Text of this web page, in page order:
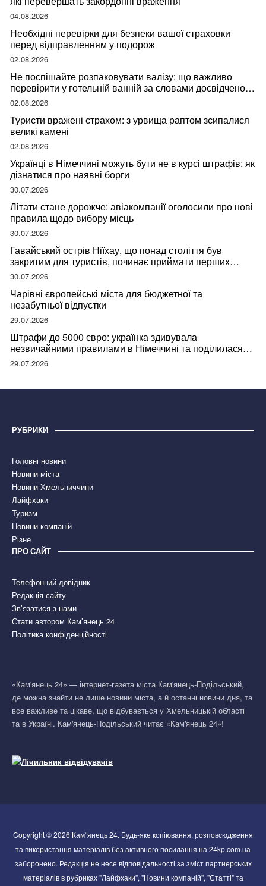
04.08.2026
Необхідні перевірки для безпеки вашої страховки
перед відправленням у подорож
02.08.2026
Не поспішайте розпаковувати валізу: що важливо
перевірити у готельній ванній за словами досвідченої
мандрівниці
02.08.2026
Туристи вражені страхом: з урвища раптом зсипалися
великі камені
02.08.2026
Українці в Німеччині можуть бути не в курсі штрафів: як
дізнатися про наявні борги
30.07.2026
Літати стане дорожче: авіакомпанії оголосили про нові
правила щодо вибору місць
30.07.2026
Гавайський острів Ніїхау, що понад століття був
закритим для туристів, починає приймати перших
відвідувачів
30.07.2026
Чарівні європейські міста для бюджетної та
незабутньої відпустки
29.07.2026
Штрафи до 5000 євро: українка здивувала
незвичайними правилами в Німеччині та поділилася
правдою
29.07.2026
РУБРИКИ
Головні новини
Новини міста
Новини Хмельниччини
Лайфхаки
Туризм
Новини компаній
Різне
ПРО САЙТ
Телефонний довідник
Редакція сайту
Зв’язатися з нами
Стати автором Кам’янець 24
Політика конфіденційності
«Кам'янець 24» — інтернет-газета міста Кам'янець-Подільський,
де можна знайти не лише новини міста, а й останні новини дня, та
все важливе та цікаве, що відбувається у Хмельницькій області
та в Україні. Кам'янець-Подільський читає «Кам'янець 24»!
Copyright © 2026 Кам`янець 24. Будь-яке копіювання, розповсюдження
та використання матеріалів без активного посилання на 24kp.com.ua
заборонено. Редакція не несе відповідальності за зміст партнерських
матеріалів в рубриках "Лайфхаки", "Новини компаній", "Статті" та